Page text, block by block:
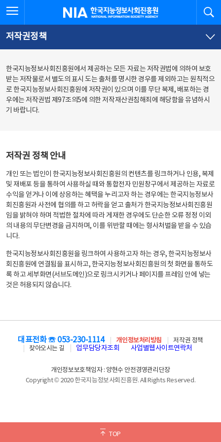
문
로
가
체
뉴
바
가
한국지능정보사회진흥원
저작권정책
한국지능정보사회진흥원에서 제공하는 모든 자료는 저작권법에 의하여 보호
받는 저작물로서 별도의 표시 도는 출처를 명시한 경우를 제외하고는 원칙적으
로 한국지능정보사회진흥원에 저작권이 있으며 이를 무단 복제, 배포하는 경
우에는 저작권법 제97조의5에 의한 저작재산권침해죄에 해당함을 유념하시
기 바랍니다.
저작권 정책 안내
개인 또는 법인이 한국지능정보사회진흥원의 컨텐츠를 링크하거나 인용, 복제
및 재배포 등을 통하여 사용하실 때와 통합전자 민원창구에서 제공하는 자료로
수익을 얻거나 이에 상응하는 혜택을 누리고자 하는 경우에는 한국지능정보사
회진흥원과 사전에 협의를 하고 허락을 얻고 출처가 한국지능정보사회진흥원
임을 밝혀야 하며 적법한 절차에 따라 게재한 경우에도 단순한 오류 정정 이외
의 내용의 무단변경을 금지하며, 이를 위반할 때에는 형사처벌을 받을 수 있습
니다.
한국지능정보사회진흥원을 링크하여 사용하고자 하는 경우, 한국지능정보사
회진흥원에 연결됨을 표시하고, 한국지능정보사회진흥원의 첫 화면을 통하도
록 하고 세부화면(서브도메인)으로 링크시키거나 페이지를 프레임 안에 넣는
것은 허용되지 않습니다.
TOP
대표전화 ☏ 053-230-1114 개인정보처리방침
저작권 정책
찾아오시는 길
업무담당자조회 사업별웹사이트연락처
개인정보보호책임자 : 양현수 안전경영관리단장
Copyright © 2020 한국지능정보사회진흥원. All Rights Reserved.